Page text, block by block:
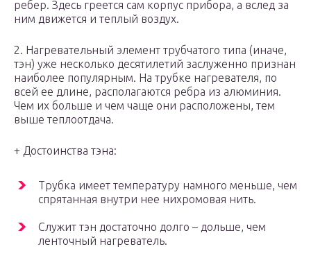
ребер. Здесь греется сам корпус прибора, а вслед за
ним движется и теплый воздух.
2. Нагревательный элемент трубчатого типа (иначе,
тэн) уже несколько десятилетий заслуженно признан
наиболее популярным. На трубке нагревателя, по
всей ее длине, располагаются ребра из алюминия.
Чем их больше и чем чаще они расположены, тем
выше теплоотдача.
+ Достоинства тэна:
Трубка имеет температуру намного меньше, чем
спрятанная внутри нее нихромовая нить.
Служит тэн достаточно долго – дольше, чем
ленточный нагреватель.